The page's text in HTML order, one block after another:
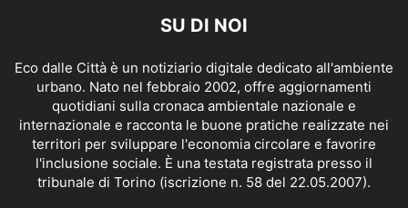
SU DI NOI
Eco dalle Città è un notiziario digitale dedicato all'ambiente
urbano. Nato nel febbraio 2002, offre aggiornamenti
quotidiani sulla cronaca ambientale nazionale e
internazionale e racconta le buone pratiche realizzate nei
territori per sviluppare l'economia circolare e favorire
l'inclusione sociale. È una testata registrata presso il
tribunale di Torino (iscrizione n. 58 del 22.05.2007).